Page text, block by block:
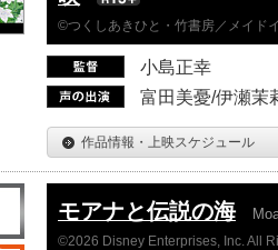
©つくしあきひと・竹書房／メイド
小島正幸
富田美憂/伊瀬茉
作品情報・上映スケジュール
モアナと伝説の海
©2026 Disney Enterprises, Inc. All